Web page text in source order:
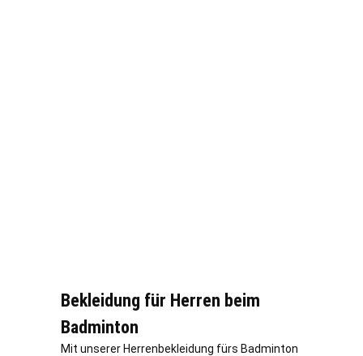
Bekleidung für Herren beim
Badminton
Mit unserer Herrenbekleidung fürs Badminton